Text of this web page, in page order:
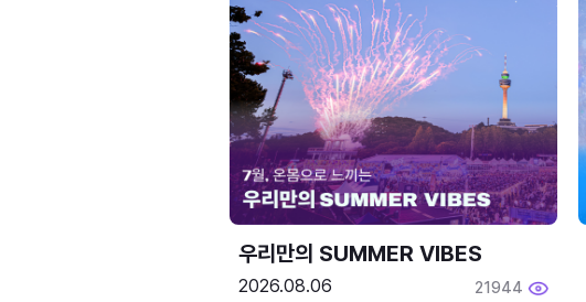
우리만의 SUMMER VIBES
2026.08.06 21944